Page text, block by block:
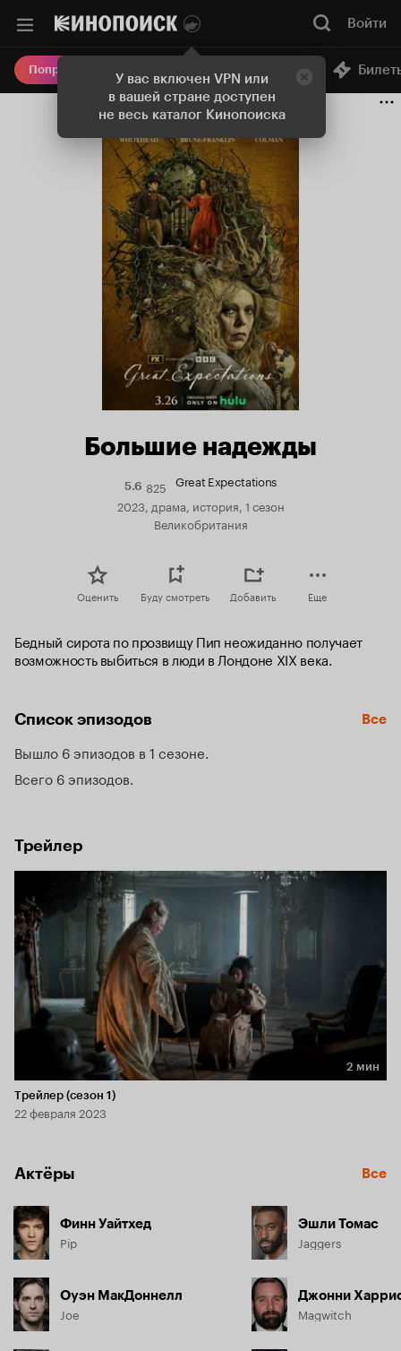
У вас включен VPN или
в вашей стране доступен
не весь каталог Кинопоиска
Войти
Попробовать Плюс Онлайн-кинотеатр
Большие надежды
5.6Рейтинг
Кинопоиска
5.6
825 Great Expectations
2023, драма, история, 1 сезон
Великобритания
Оценить Буду смотреть Добавить Еще
Бедный сирота по прозвищу Пип неожиданно получает
возможность выбиться в люди в Лондоне XIX века.
Список эпизодов Все
Вышло 6 эпизодов в 1 сезоне
Всего 6 эпизодов
Трейлер
Длительность 2 мин
2 мин
Трейлер (сезон 1)
22 февраля 2023
Актёры Все
Финн Уайтхед
Pip
Оуэн МакДоннелл
Joe
Эшли Томас
Jaggers
Джонни
Magwitch